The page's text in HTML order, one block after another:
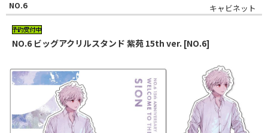
NO.6 キャビネット
NO.6 ビッグアクリルスタンド 紫苑 15th ver. [NO.6]